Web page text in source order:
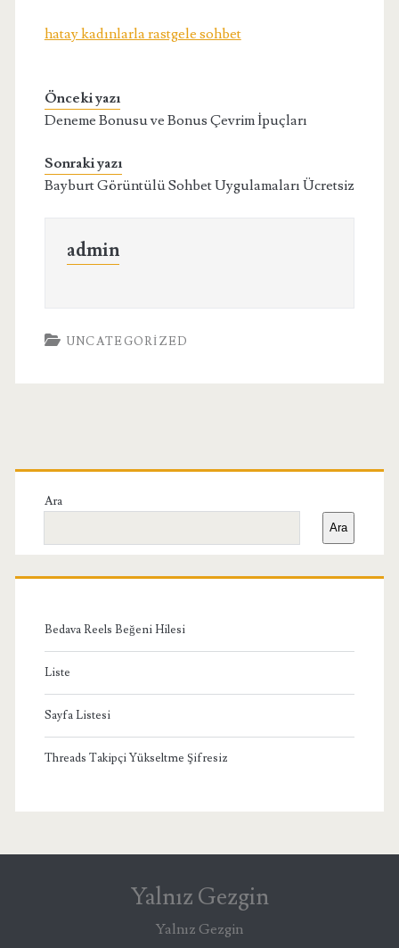
hatay kadınlarla rastgele sohbet
Önceki yazı
Deneme Bonusu ve Bonus Çevrim İpuçları
Sonraki yazı
Bayburt Görüntülü Sohbet Uygulamaları Ücretsiz
admin
UNCATEGORIZED
Birincil
Yan
Menü
Ara
Ara
Bedava Reels Beğeni Hilesi
Liste
Sayfa Listesi
Threads Takipçi Yükseltme Şifresiz
Yalnız Gezgin
Yalnız Gezgin